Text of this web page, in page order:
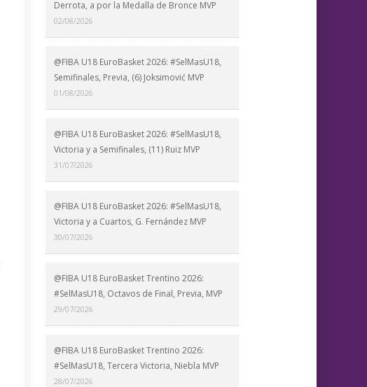
Derrota, a por la Medalla de Bronce MVP
02/08/2026
@FIBA U18 EuroBasket 2026: #SelMasU18,
Semifinales, Previa, (6) Joksimović MVP
01/08/2026
@FIBA U18 EuroBasket 2026: #SelMasU18,
Victoria y a Semifinales, (11) Ruiz MVP
31/07/2026
@FIBA U18 EuroBasket 2026: #SelMasU18,
Victoria y a Cuartos, G. Fernández MVP
30/07/2026
@FIBA U18 EuroBasket Trentino 2026:
#SelMasU18, Octavos de Final, Previa, MVP
29/07/2026
@FIBA U18 EuroBasket Trentino 2026:
#SelMasU18, Tercera Victoria, Niebla MVP
28/07/2026